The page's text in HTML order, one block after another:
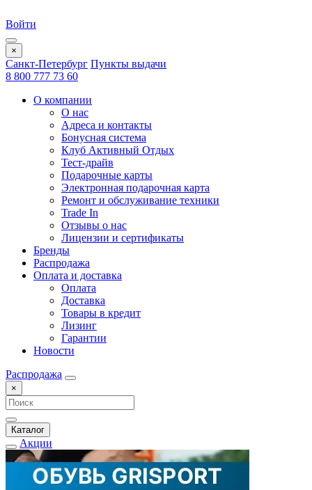
Войти
×
Санкт-Петербург Пункты выдачи
8 800 777 73 60
О компании
О нас
Адреса и контакты
Бонусная система
Клуб Активный Отдых
Тест-драйв
Подарочные карты
Электронная подарочная карта
Ремонт и обслуживание техники
Trade In
Отзывы о нас
Лицензии и сертификаты
Бренды
Распродажа
Оплата и доставка
Оплата
Доставка
Товары в кредит
Лизинг
Гарантии
Новости
Распродажа
×
Каталог
Акции